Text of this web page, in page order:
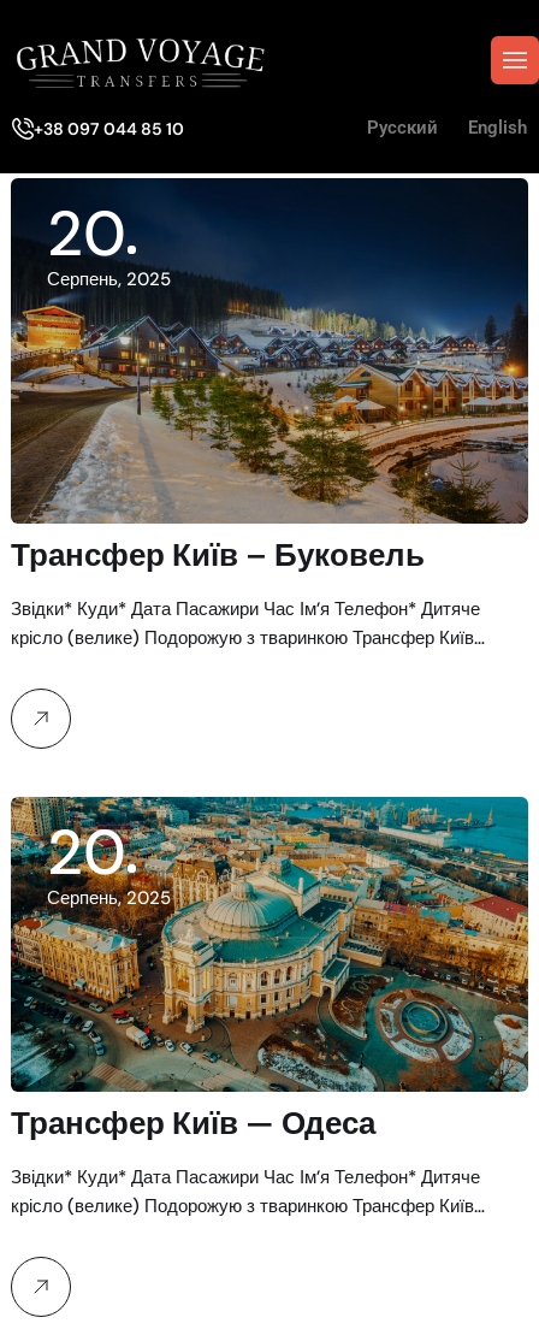
+38 097 044 85 10 Русский English
20
Серпень, 2025
Трансфер Київ – Буковель​
Звідки* Куди* Дата Пасажири Час Ім’я Телефон* Дитяче
крісло (велике) Подорожую з тваринкою Трансфер Київ…
20
Серпень, 2025
Трансфер Київ — Одеса
Звідки* Куди* Дата Пасажири Час Ім’я Телефон* Дитяче
крісло (велике) Подорожую з тваринкою Трансфер Київ…